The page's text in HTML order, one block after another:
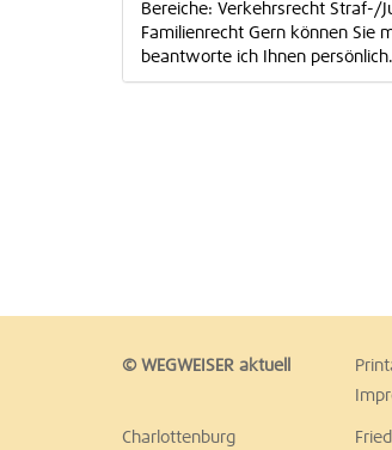
Bereiche: Verkehrsrecht Straf-/
Familienrecht Gern können Sie
beantworte ich Ihnen persönlich.
© WEGWEISER aktuell
Charlottenburg